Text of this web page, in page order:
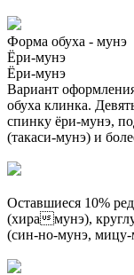
Форма обуха - мунэ
Ёри-мунэ
Ёри-мунэ
Вариант
обуха клинка.
спинку ёри-мунэ,
(такаси-мунэ) и
Оставшиеся 10%
(хирамунэ),
(син-но-мунэ,